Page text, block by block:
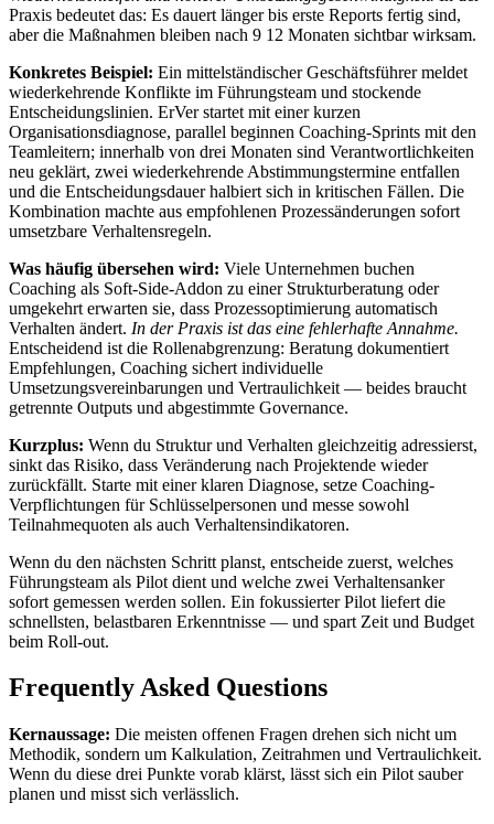
Praxis bedeutet das: Es dauert länger bis erste Reports fertig sind,
aber die Maßnahmen bleiben nach 9 12 Monaten sichtbar wirksam.
Konkretes Beispiel: Ein mittelständischer Geschäftsführer meldet
wiederkehrende Konflikte im Führungsteam und stockende
Entscheidungslinien. ErVer startet mit einer kurzen
Organisationsdiagnose, parallel beginnen Coaching-Sprints mit den
Teamleitern; innerhalb von drei Monaten sind Verantwortlichkeiten
neu geklärt, zwei wiederkehrende Abstimmungstermine entfallen
und die Entscheidungsdauer halbiert sich in kritischen Fällen. Die
Kombination machte aus empfohlenen Prozessänderungen sofort
umsetzbare Verhaltensregeln.
Was häufig übersehen wird: Viele Unternehmen buchen
Coaching als Soft-Side-Addon zu einer Strukturberatung oder
umgekehrt erwarten sie, dass Prozessoptimierung automatisch
Verhalten ändert. In der Praxis ist das eine fehlerhafte Annahme.
Entscheidend ist die Rollenabgrenzung: Beratung dokumentiert
Empfehlungen, Coaching sichert individuelle
Umsetzungsvereinbarungen und Vertraulichkeit — beides braucht
getrennte Outputs und abgestimmte Governance.
Kurzplus: Wenn du Struktur und Verhalten gleichzeitig adressierst,
sinkt das Risiko, dass Veränderung nach Projektende wieder
zurückfällt. Starte mit einer klaren Diagnose, setze Coaching-
Verpflichtungen für Schlüsselpersonen und messe sowohl
Teilnahmequoten als auch Verhaltensindikatoren.
Wenn du den nächsten Schritt planst, entscheide zuerst, welches
Führungsteam als Pilot dient und welche zwei Verhaltensanker
sofort gemessen werden sollen. Ein fokussierter Pilot liefert die
schnellsten, belastbaren Erkenntnisse — und spart Zeit und Budget
beim Roll-out.
Frequently Asked Questions
Kernaussage: Die meisten offenen Fragen drehen sich nicht um
Methodik, sondern um Kalkulation, Zeitrahmen und Vertraulichkeit.
Wenn du diese drei Punkte vorab klärst, lässt sich ein Pilot sauber
planen und misst sich verlässlich.